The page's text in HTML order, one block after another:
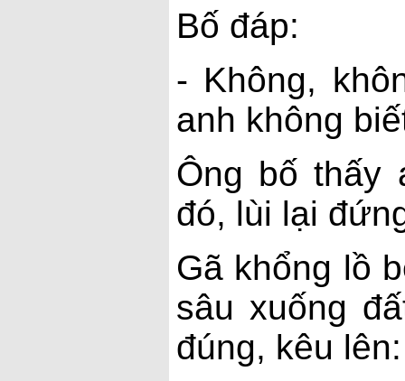
Bố đáp:
- Không,
anh không
Ông bố thấy
đó, lùi lại
Gã khổng lồ
sâu xuống
đúng, kêu lên: